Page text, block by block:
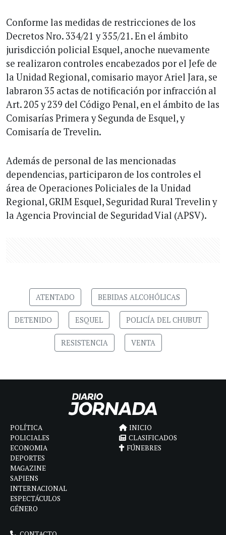
Conforme las medidas de restricciones de los
Decretos Nro. 334/21 y 355/21. En el ámbito
jurisdicción policial Esquel, anoche nuevamente
se realizaron controles encabezados por el Jefe de
la Unidad Regional, comisario mayor Ariel Jara, se
labraron 35 actas de notificación por infracción al
Art. 205 y 239 del Código Penal, en el ámbito de las
Comisarías Primera y Segunda de Esquel, y
Comisaría de Trevelin.
Además de personal de las mencionadas
dependencias, participaron de los controles el
área de Operaciones Policiales de la Unidad
Regional, GRIM Esquel, Seguridad Rural Trevelin y
la Agencia Provincial de Seguridad Vial (APSV).
ATENTADO BEBIDAS ALCOHÓLICAS
DETENIDO ESQUEL POLICÍA DEL CHUBUT
RESISTENCIA VENTA
POLÍTICA
POLICIALES
ECONOMIA
DEPORTES
MAGAZINE
SAPIENS
INTERNACIONAL
ESPECTÁCULOS
GÉNERO
INICIO
CLASIFICADOS
FÚNEBRES